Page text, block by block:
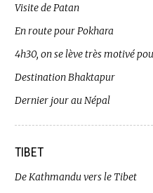
Visite de Patan
En route pour Pokhara
4h30, on se lève très motivé
Destination Bhaktapur
Dernier jour au Népal
TIBET
De Kathmandu vers le Tibet